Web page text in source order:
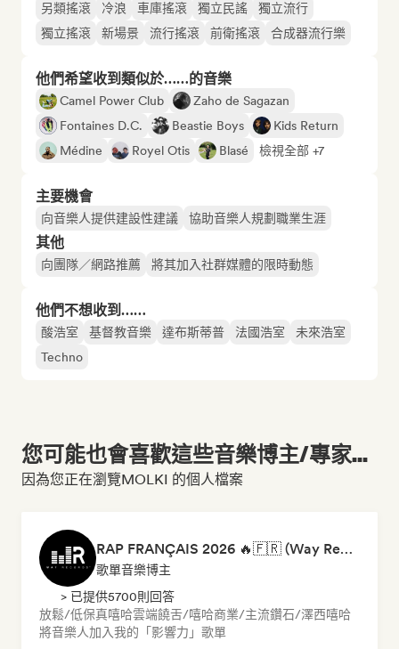
另類搖滾 冷浪 車庫搖滾 獨立民謠
獨立流行
獨立搖滾
新場景 流行搖滾 前衛搖滾 合成器流行樂
他們希望收到類似於……的音樂
Camel Power Club
Zaho de Sagazan
Fontaines D.C.
Beastie Boys
Kids Return
Médine
Royel Otis Blasé 檢視全部 +7
主要機會
向音樂人提供建設性建議 協助音樂人規劃職業生涯
其他
向團隊／網路推薦 將其加入社群媒體的限時動態
他們不想收到……
酸浩室 基督教音樂 達布斯蒂普 法國浩室
未來浩室
Techno
您可能也會喜歡這些音樂博主/專家...
因為您正在瀏覽MOLKI 的個人檔案
RAP FRANÇAIS 2026 🔥🇫🇷 (Way Records)
歌單音樂博主
> 已提供5700則回答
放鬆/低保真嘻哈雲端饒舌/嘻哈商業/主流鑽石/澤西嘻哈
將音樂人加入我的「影響力」歌單